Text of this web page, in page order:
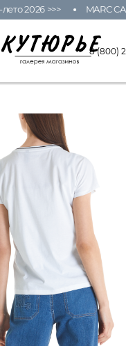
2026 >>> MARC
8 (800)